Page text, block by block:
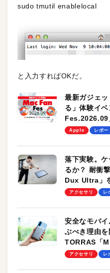
sudo tmutil enablelocal
と入力すればOKだ。
最新ガジェ
る」体験イ
Fes.2026.09
します！
Apple レポー
落下実験。
るか？ 耐衝
Dux Ultra」
のモバイル
アクセサリ レ
安全なモバ
ぶべき理由を
TORRAS「
ーも
アクセサリ レ